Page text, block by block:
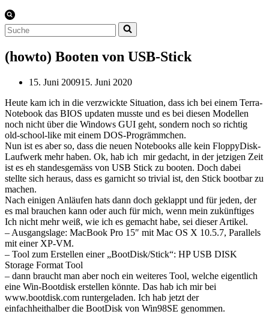
Suchen
nach …
(howto) Booten von USB-Stick
15. Juni 200915. Juni 2020
Heute kam ich in die verzwickte Situation, dass ich bei einem Terra-
Notebook das BIOS updaten musste und es bei diesen Modellen
noch nicht über die Windows GUI geht, sondern noch so richtig
old-school-like mit einem DOS-Progrämmchen.
Nun ist es aber so, dass die neuen Notebooks alle kein FloppyDisk-
Laufwerk mehr haben. Ok, hab ich mir gedacht, in der jetzigen Zeit
ist es eh standesgemäss von USB Stick zu booten. Doch dabei
stellte sich heraus, dass es garnicht so trivial ist, den Stick bootbar zu
machen.
Nach einigen Anläufen hats dann doch geklappt und für jeden, der
es mal brauchen kann oder auch für mich, wenn mein zukünftiges
Ich nicht mehr weiß, wie ich es gemacht habe, sei dieser Artikel.
– Ausgangslage: MacBook Pro 15″ mit Mac OS X 10.5.7, Parallels
mit einer XP-VM.
– Tool zum Erstellen einer „BootDisk/Stick“: HP USB DISK
Storage Format Tool
– dann braucht man aber noch ein weiteres Tool, welche eigentlich
eine Win-Bootdisk erstellen könnte. Das hab ich mir bei
www.bootdisk.com runtergeladen. Ich hab jetzt der
einfachheithalber die BootDisk von Win98SE genommen.